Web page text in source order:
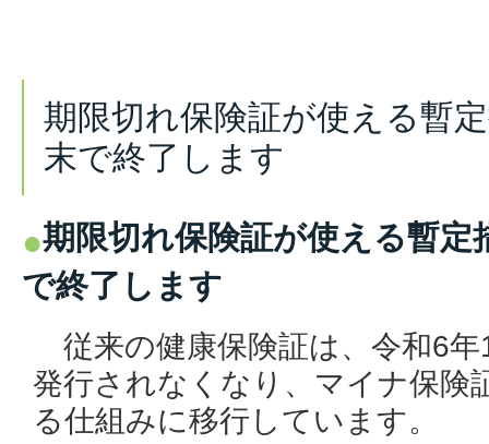
期限切れ保険証が使える暫
末で終了します
期限切れ保険証が使える暫定
で終了します
従来の健康保険証は、令和6年
発行されなくなり、マイナ保険
る仕組みに移行しています。